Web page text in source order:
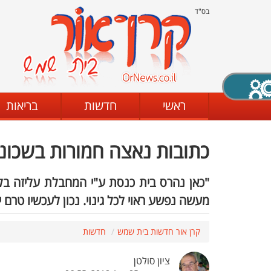
בס"ד
ראשי חדשות בריאות
כתובות נאצה חמורות
"כאן נהרס בית כנסת ע"י המחבלת עליזה
מעשה נפשע ראוי לכל גינוי. נכון לעכשיו טרם
קרן אור חדשות בית שמש חדשות
ציון סולטן
X סגירה
מצב שחור - לבן קביעת ניגודיות